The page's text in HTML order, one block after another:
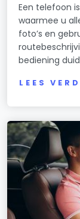
Een telefoon
waarmee u
foto’s en
bediening
LEES